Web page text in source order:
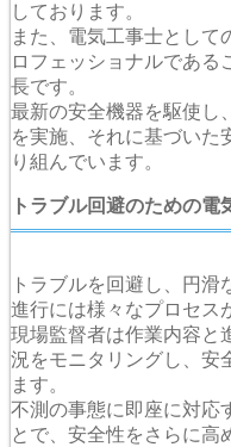
しております。
また、電気工事士として
ロフェッショナルである
長です。
最新の安全機器を駆使し
を実施、それに基づいた
り組んでいます。
トラブル回避のための電
トラブルを回避し、円
進行には様々なプロセス
現場監督者は作業内容と
況をモニタリングし、安
ます。
不測の事態に即座に対応
とで、安全性をさらに高